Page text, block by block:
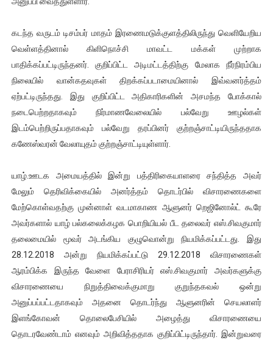
இளையராஜா – கமல் அவசர சந்திப்பு (படங்கள், விடியோ)
ஜனாதிபதி ஐக்கிய நாடுகளின் பொதுச் சபை கூட்டத்தில் இன்று
32 CM விநோத கன்றுக்குட்டி! (வீடியோ)
வலிமை தான் அஜித் திரைப்பயணத்திலே அதிக காலெக்ஷன் செய்த
கடந்த வருடம் டிசம்பர் மாதம் இரணைமடுக்குளத்திலிருந்து வெளியேறிய
வெள்ளத்தினால் கிளிநொச்சி மாவட்ட மக்கள் முற்றாக
பாதிக்கப்பட்டிருந்தனர். குறிப்பிட்ட அடிமட்டத்திற்கு மேலாக நீர்நிரம்பிய
நிலையில் வான்கதவுகள் திறக்கப்படாமையினால் இவ்வனர்த்தம்
ஏற்பட்டிருந்தது. இது குறிப்பிட்ட அதிகாரிகளின் அசமந்த போக்கால்
நடைபெற்றதாகவும் நிர்மாணவேலையில் பல்வேறு ஊழல்கள்
இடம்பெற்றிருப்பதாகவும் பல்வேறு தரப்பினர் குற்றஞ்சாட்டியிருந்ததாக
கணேஸ்வரன் வேலாயுதம் குற்றஞ்சாட்டியுள்ளார்.
யாழ்.ஊடக அமையத்தில் இன்று பத்திரிகையாளரை சந்தித்த அவர்
மேலும் தெரிவிக்கையில் அனர்த்தம் தொடர்பில் விசாரணைகளை
மேற்கொள்வதற்கு முன்னாள் வடமாகாண ஆளுனர் றெஜினோல்ட் கூரே
அவர்களால் யாழ் பல்கலைக்கழக பொறியியல் பீட தலைவர் எஸ்.சிவகுமார்
தலைமையில் மூவர் அடங்கிய குழுவொன்று நியமிக்கப்பட்டது. இது
28.12.2018 அன்று நியமிக்கப்பட்டு 29.12.2018 விசாரணைகள்
ஆரம்பிக்க இருந்த வேளை பேராசிரியர் எஸ்.சிவகுமார் அவர்களுக்கு
விசாரணையை நிறுத்திவைக்குமாறு குறுந்தகவல் ஒன்று
அனுப்பப்பட்டதாகவும் அதனை தொடர்ந்து ஆளுனரின் செயலாளர்
இளங்கோவன் தொலைபேசியில் அழைத்து விசாரணையை
தொடரவேண்டாம் எனவும் அறிவித்ததாக குறிப்பிட்டிருந்தார். இன்றுவரை